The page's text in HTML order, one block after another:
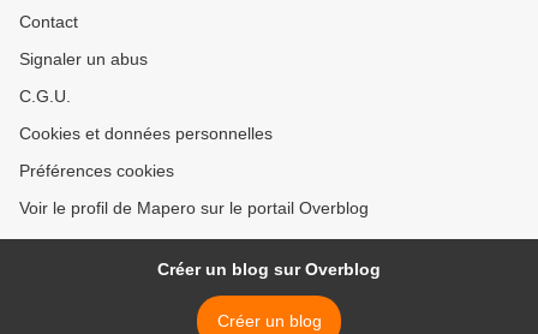
Contact
Signaler un abus
C.G.U.
Cookies et données personnelles
Préférences cookies
Voir le profil de Mapero sur le portail Overblog
Créer un blog sur Overblog
Créer un blog